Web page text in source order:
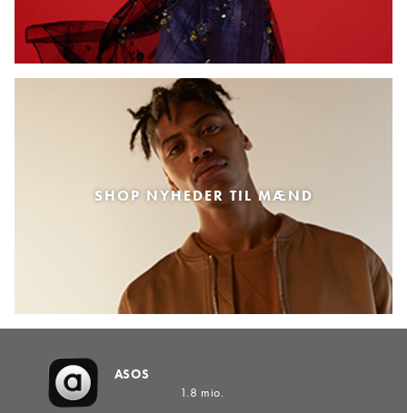
SHOP NYHEDER TIL MÆND
ASOS
1.8 mio.